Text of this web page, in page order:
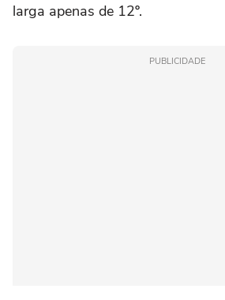
larga apenas de 12º.
PUBLICIDADE